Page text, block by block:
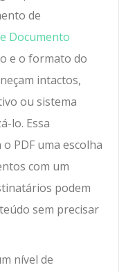
de
Documento
e o formato do
intactos,
ou sistema
lo. Essa
PDF uma escolha
com um
podem
sem precisar
nível de